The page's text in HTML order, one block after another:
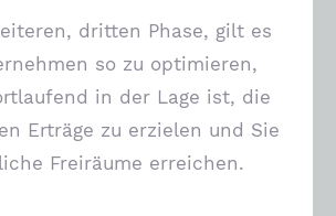
dritten Phase, gilt es
so zu optimieren,
in der Lage ist, die
Erträge zu erzielen und Sie
Freiräume erreichen.